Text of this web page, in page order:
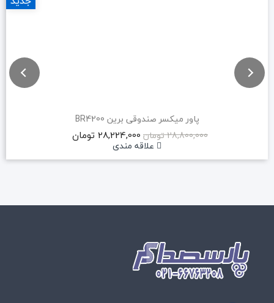
پاور میکسر صندوقی برین BR4200
28,800,000 تومان
28,224,000 تومان
علاقه مندی